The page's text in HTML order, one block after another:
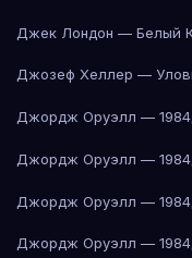
Джек Лондон — Белый
Джозеф Хеллер —
Джордж Оруэлл — 1984
Джордж Оруэлл — 1984
Джордж Оруэлл — 1984
Джордж Оруэлл — 1984